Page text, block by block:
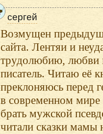
сергей
Возмущен
сайта. Лентяи и
трудолюбию, любви
писатель. Читаю её
преклоняюсь перед
в современном
брать мужской
читали сказки мамы